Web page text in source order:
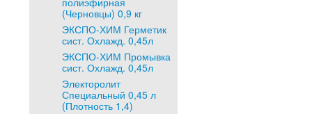
(Черновцы) 0,9 кг
ЭКСПО-ХИМ Герметик
сист. Охлажд. 0,45л
ЭКСПО-ХИМ Промывка
сист. Охлажд. 0,45л
Электоролит
Специальный 0,45 л
(Плотность 1,4)